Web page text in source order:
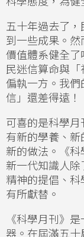
五十年過去了
到一些成果。
價值體系健全
民迷信算命與
偏執一方。我
信」還差得遠！
可喜的是科學
有新的學養、
新的做法。《
新一代知識人
精神的提倡、
有所獻替。
《科學月刊》
器。在屆滿五